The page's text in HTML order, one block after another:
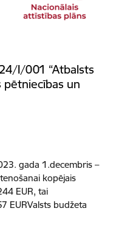
I/001 “Atbalsts
pētniecības un
gada 1.decembris –
kopējais
EUR, tai
EURValsts budžeta